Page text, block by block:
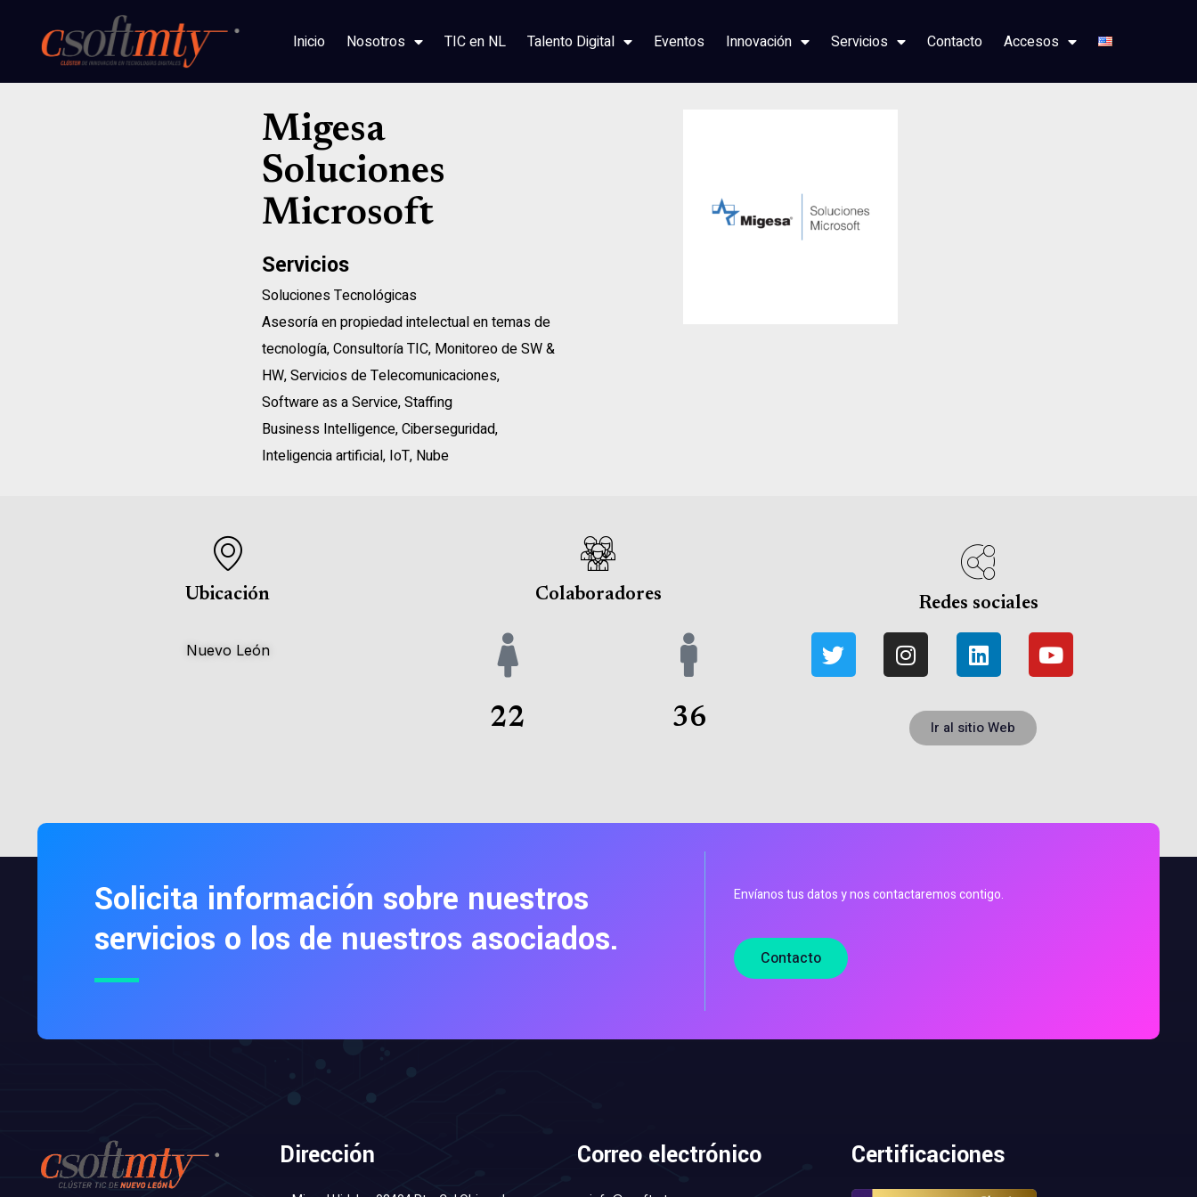
Inicio Nosotros TIC en NL Talento Digital Eventos Innovación Servicios Contacto Accesos
Migesa
Soluciones
Microsoft
Servicios
Soluciones Tecnológicas
Asesoría en propiedad intelectual en temas de
tecnología,Consultoría TIC, Monitoreo de SW &
HW,Servicios de Telecomunicaciones,
Software as a Service,Staffing
Business Intelligence,Ciberseguridad,
Inteligencia artificial, IoT, Nube
Ubicación
Nuevo León
Colaboradores
22 36
Redes sociales
Ir al sitio Web
Solicita información sobre nuestros
servicios o los de nuestros asociados.
Envíanos tus datos y nos contactaremos contigo.
Contacto
Dirección Correo electrónico Certificaciones